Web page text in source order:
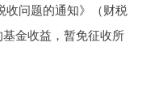
收问题的通知》（财税
基金收益，暂免征收所